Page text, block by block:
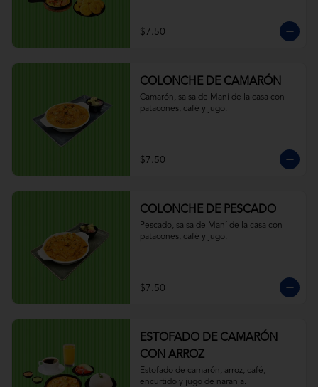
$7.50
COLONCHE DE CAMARÓN
Camarón, salsa de Maní de la casa con
patacones, café y jugo.
$7.50
COLONCHE DE PESCADO
Pescado, salsa de Maní de la casa con
patacones, café y jugo.
$7.50
ESTOFADO DE CAMARÓN
CON ARROZ
Estofado de camarón, arroz, café,
encurtido y jugo de naranja.